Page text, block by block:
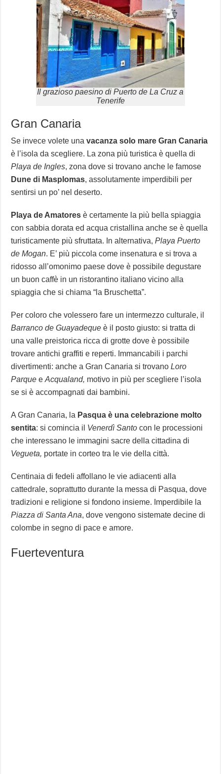
Il grazioso paesino di Puerto de La Cruz a
Tenerife
Gran Canaria
Se invece volete unavacanza solo mare Gran Canaria
è l’isola da scegliere. La zona più turistica è quella di
Playa de Ingles, zona dove si trovano anche le famose
Dune di Masplomas, assolutamente imperdibili per
sentirsi un po’ nel deserto.
Playa de Amatores è certamente la più bella spiaggia
con sabbia dorata ed acqua cristallina anche se è quella
turisticamente più sfruttata. In alternativa,Playa Puerto
de Mogan. E’ più piccola come insenatura e si trova a
ridosso all’omonimo paese dove è possibile degustare
un buon caffè in un ristorantino italiano vicino alla
spiaggia che si chiama “la Bruschetta”.
Per coloro che volessero fare un intermezzo culturale, il
Barranco de Guayadeque è il posto giusto: si tratta di
una valle preistorica ricca di grotte dove è possibile
trovare antichi graffiti e reperti. Immancabili i parchi
divertimenti: anche a Gran Canaria si trovanoLoro
Parque eAcqualand, motivo in più per scegliere l’isola
se si è accompagnati dai bambini.
A Gran Canaria, la Pasqua è una celebrazione molto
sentita: si comincia il Venerdì Santo con le processioni
che interessano le immagini sacre della cittadina di
Vegueta, portate in corteo tra le vie della città.
Centinaia di fedeli affollano le vie adiacenti alla
cattedrale, soprattutto durante la messa di Pasqua, dove
tradizioni e religione si fondono insieme. Imperdibile la
Piazza di Santa Ana, dove vengono sistemate decine di
colombe in segno di pace e amore.
Fuerteventura